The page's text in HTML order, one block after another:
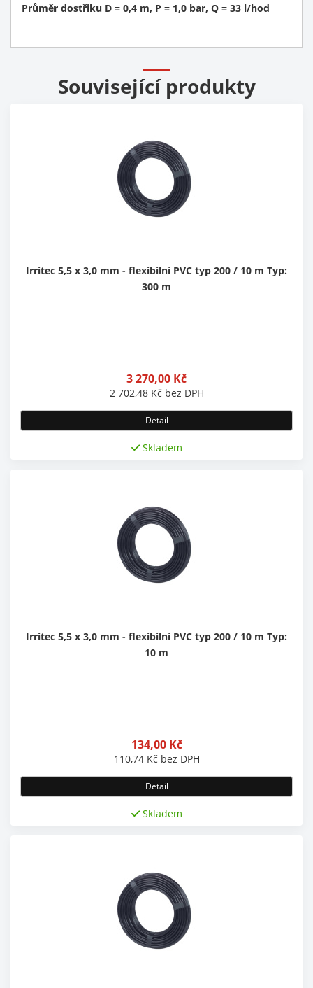
Průměr dostřiku D = 0,4 m, P = 1,0 bar, Q = 33 l/hod
Související produkty
Irritec 5,5 x 3,0 mm - flexibilní PVC typ 200 / 10 m Typ:
300 m
3 270,00 Kč
2 702,48 Kč bez DPH
Detail
Skladem
Irritec 5,5 x 3,0 mm - flexibilní PVC typ 200 / 10 m Typ:
10 m
134,00 Kč
110,74 Kč bez DPH
Detail
Skladem